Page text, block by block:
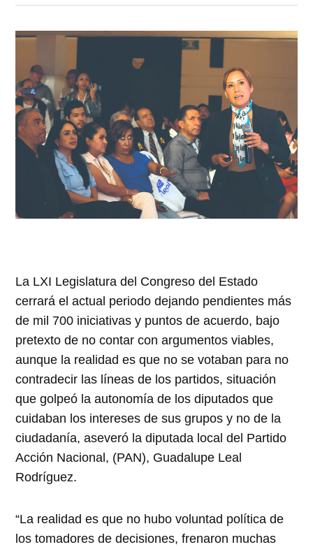
La LXI Legislatura del Congreso del Estado
cerrará el actual periodo dejando pendientes más
de mil 700 iniciativas y puntos de acuerdo, bajo
pretexto de no contar con argumentos viables,
aunque la realidad es que no se votaban para no
contradecir las líneas de los partidos, situación
que golpeó la autonomía de los diputados que
cuidaban los intereses de sus grupos y no de la
ciudadanía, aseveró la diputada local del Partido
Acción Nacional, (PAN), Guadalupe Leal
Rodríguez.
“La realidad es que no hubo voluntad política de
los tomadores de decisiones, frenaron muchas